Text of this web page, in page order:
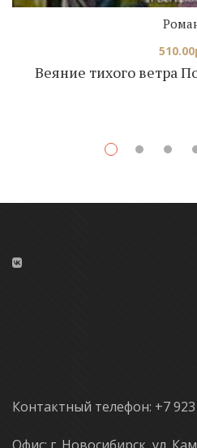
Веяние тихого ветра
510.00
Контактный телефон: +7